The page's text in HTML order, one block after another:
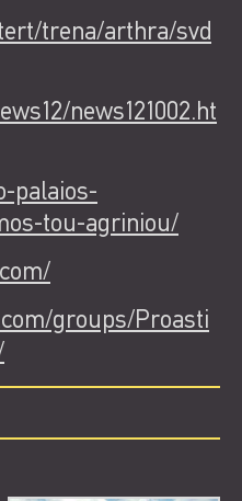
trena/arthra/svd
news121002.ht
palaios-
tou-agriniou/
groups/Proasti